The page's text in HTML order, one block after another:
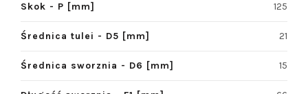
Skok - P [mm] 125
Średnica tulei - D5 [mm] 21
Średnica sworznia - D6 [mm] 15